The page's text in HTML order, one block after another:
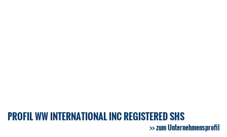
PROFIL WW INTERNATIONAL INC REGISTERED SHS
zum Unternehmensprofil